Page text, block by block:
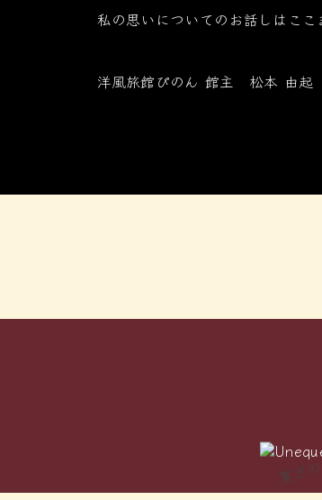
私の思いについてのお話しはここ
洋風旅館ぴのん 館主 松本 由起
寛ぎの